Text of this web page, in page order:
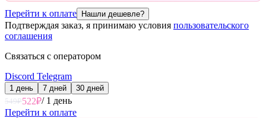
Перейти к оплате Нашли дешевле?
Подтверждая заказ, я принимаю условия пользовательского
соглашения
Связаться с оператором
Discord Telegram
1 день 7 дней
30 дней
549₽522₽/ 1 день
Перейти к оплате